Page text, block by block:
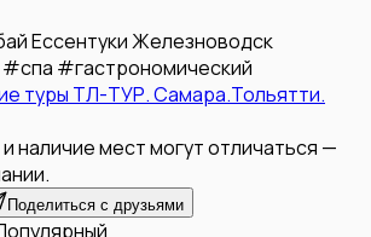
ЕссентукиЖелезноводск
#спа #гастрономический
туры ТЛ-ТУР. Самара.Тольятти.
наличие мест могут отличаться —
Поделиться с друзьями